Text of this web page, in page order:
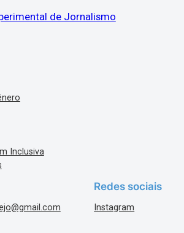
de Jornalismo
Inclusiva
Redes sociais
Instagram